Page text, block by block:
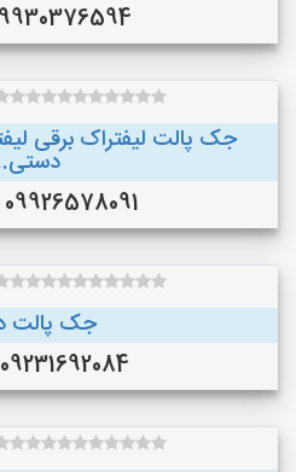
09930376594
جک پالت لیفتراک برقی
09926578091 (خرم‌آباد )
جک پالت
09231692084 (گرگان )